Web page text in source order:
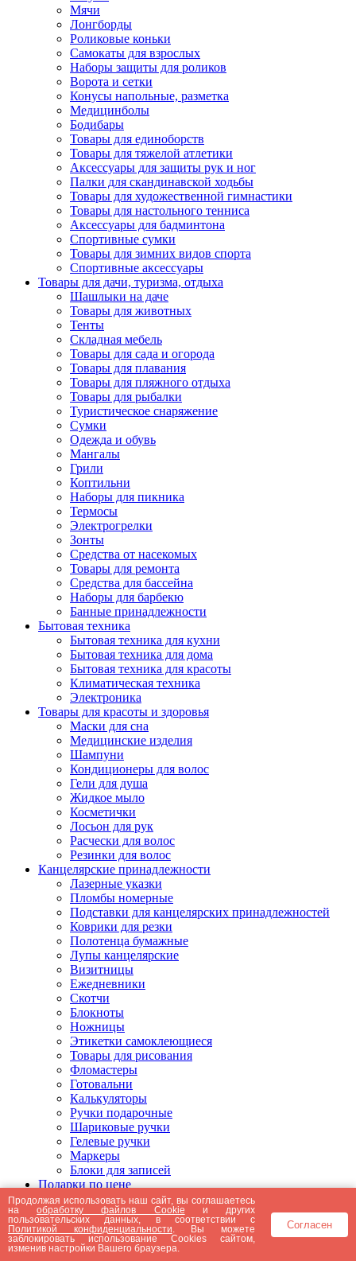
Мячи
Лонгборды
Роликовые коньки
Самокаты для взрослых
Наборы защиты для роликов
Ворота и сетки
Конусы напольные, разметка
Медицинболы
Бодибары
Товары для единоборств
Товары для тяжелой атлетики
Аксессуары для защиты рук и ног
Палки для скандинавской ходьбы
Товары для художественной гимнастики
Товары для настольного тенниса
Аксессуары для бадминтона
Спортивные сумки
Товары для зимних видов спорта
Спортивные аксессуары
Товары для дачи, туризма, отдыха
Шашлыки на даче
Товары для животных
Тенты
Складная мебель
Товары для сада и огорода
Товары для плавания
Товары для пляжного отдыха
Товары для рыбалки
Туристическое снаряжение
Сумки
Одежда и обувь
Мангалы
Грили
Коптильни
Наборы для пикника
Термосы
Электрогрелки
Зонты
Средства от насекомых
Товары для ремонта
Средства для бассейна
Наборы для барбекю
Банные принадлежности
Бытовая техника
Бытовая техника для кухни
Бытовая техника для дома
Бытовая техника для красоты
Климатическая техника
Электроника
Товары для красоты и здоровья
Маски для сна
Медицинские изделия
Шампуни
Кондиционеры для волос
Гели для душа
Жидкое мыло
Косметички
Лосьон для рук
Расчески для волос
Резинки для волос
Канцелярские принадлежности
Лазерные указки
Пломбы номерные
Подставки для канцелярских принадлежностей
Коврики для резки
Полотенца бумажные
Лупы канцелярские
Визитницы
Ежедневники
Скотчи
Блокноты
Ножницы
Этикетки самоклеющиеся
Товары для рисования
Фломастеры
Готовальни
Калькуляторы
Ручки подарочные
Шариковые ручки
Гелевые ручки
Маркеры
Блоки для записей
Подарки по цене
Подарки от 5000 рублей
Подарки до 5000 рублей
Подарки до 3000 рублей
Подарки до 2000 рублей
Подарки до 1000 рублей
Продолжая использовать наш сайт, вы соглашаетесь
наобработку файлов Cookie и других
пользовательских данных, в соответствии с
Политикой конфиденциальности . Вы можете
заблокировать использование Cookies сайтом,
изменив настройки Вашего браузера.
Согласен